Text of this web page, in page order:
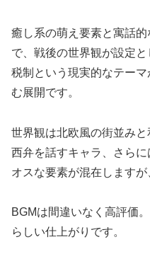
癒し系の萌え要素と寓話
で、戦後の世界観が設定
税制という現実的なテー
む展開です。
世界観は北欧風の街並み
西弁を話すキャラ、さら
オスな要素が混在しますが
BGMは間違いなく高評価
らしい仕上がりです。